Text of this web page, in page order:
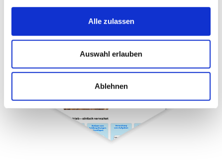
Alle zulassen
Auswahl erlauben
Ablehnen
SKYFLD - App
Launch